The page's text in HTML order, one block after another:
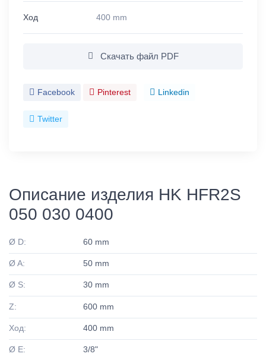
Ход 400 mm
Скачать файл PDF
Facebook Pinterest Linkedin
Twitter
Описание изделия HK HFR2S
050 030 0400
Ø D: 60 mm
Ø A: 50 mm
Ø S: 30 mm
Z: 600 mm
Ход: 400 mm
Ø E: 3/8"